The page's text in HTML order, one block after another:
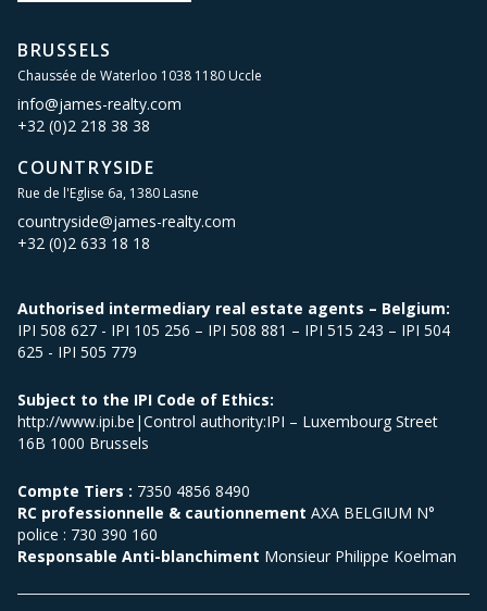
BRUSSELS
Chaussée de Waterloo 1038 1180 Uccle
info@james-realty.com
+32 (0)2 218 38 38
COUNTRYSIDE
Rue de l'Eglise 6a, 1380 Lasne
countryside@james-realty.com
+32 (0)2 633 18 18
Authorised intermediary real estate agents – Belgium:
IPI 508 627 - IPI 105 256 – IPI 508 881 – IPI 515 243 – IPI 504
625 - IPI 505 779
Subject to the IPI Code of Ethics:
http://www.ipi.be|Control authority:IPI – Luxembourg Street
16B 1000 Brussels
Compte Tiers : 7350 4856 8490
RC professionnelle & cautionnement AXA BELGIUM N°
police : 730 390 160
Responsable Anti-blanchiment Monsieur Philippe Koelman